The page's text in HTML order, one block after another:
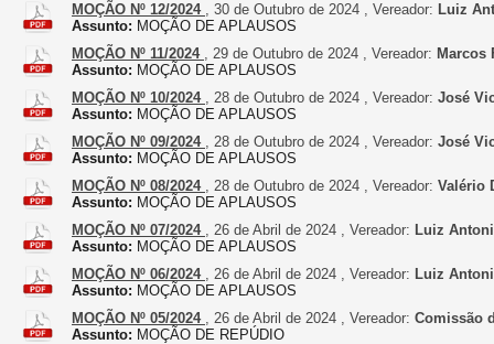
MOÇÃO Nº 12/2024 , 30 de Outubro de 2024 , Vereador: Luiz
Assunto: MOÇÃO DE APLAUSOS
MOÇÃO Nº 11/2024 , 29 de Outubro de 2024 , Vereador: Marcos
Assunto: MOÇÃO DE APLAUSOS
MOÇÃO Nº 10/2024 , 28 de Outubro de 2024 , Vereador: José
Assunto: MOÇÃO DE APLAUSOS
MOÇÃO Nº 09/2024 , 28 de Outubro de 2024 , Vereador: José
Assunto: MOÇÃO DE APLAUSOS
MOÇÃO Nº 08/2024 , 28 de Outubro de 2024 , Vereador: Valério
Assunto: MOÇÃO DE APLAUSOS
MOÇÃO Nº 07/2024 , 26 de Abril de 2024 , Vereador: Luiz
Assunto: MOÇÃO DE APLAUSOS
MOÇÃO Nº 06/2024 , 26 de Abril de 2024 , Vereador: Luiz
Assunto: MOÇÃO DE APLAUSOS
MOÇÃO Nº 05/2024 , 26 de Abril de 2024 , Vereador: Comissão
Assunto: MOÇÃO DE REPÚDIO